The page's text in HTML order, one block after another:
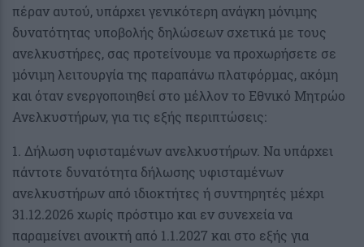
πέραν αυτού, υπάρχει γενικότερη ανάγκη μόνιμης
δυνατότητας υποβολής δηλώσεων σχετικά με τους
ανελκυστήρες, σας προτείνουμε να προχωρήσετε σε
μόνιμη λειτουργία της παραπάνω πλατφόρμας, ακόμη
και όταν ενεργοποιηθεί στο μέλλον το Εθνικό Μητρώο
Ανελκυστήρων, για τις εξής περιπτώσεις:
1. Δήλωση υφισταμένων ανελκυστήρων. Να υπάρχει
πάντοτε δυνατότητα δήλωσης υφισταμένων
ανελκυστήρων από ιδιοκτήτες ή συντηρητές μέχρι
31.12.2026 χωρίς πρόστιμο και εν συνεχεία να
παραμείνει ανοικτή από 1.1.2027 και στο εξής για